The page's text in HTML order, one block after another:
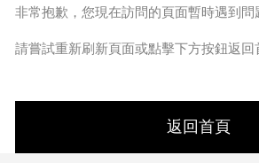
非常抱歉，您現在訪問的頁面暫時遇到問
請嘗試重新刷新頁面或點擊下方按鈕返回
返回首頁